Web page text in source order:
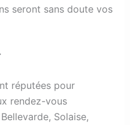
seront sans doute vos
réputées pour
rendez-vous
Solaise,